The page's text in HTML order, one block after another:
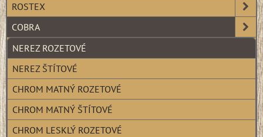
ROSTEX
COBRA
NEREZ ROZETOVÉ
NEREZ ŠTÍTOVÉ
CHROM MATNÝ ROZETOVÉ
CHROM MATNÝ ŠTÍTOVÉ
CHROM LESKLÝ ROZETOVÉ